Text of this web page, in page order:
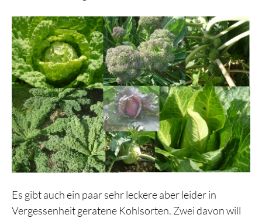
Es gibt auch ein paar sehr leckere aber leider in
Vergessenheit geratene Kohlsorten. Zwei davon will